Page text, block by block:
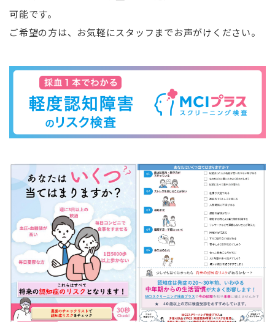
可能です。
ご希望の方は、お気軽にスタッフまでお声がけください。